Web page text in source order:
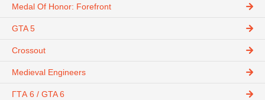
Medal Of Honor: Forefront
GTA 5
Crossout
Medieval Engineers
ГТА 6 / GTA 6